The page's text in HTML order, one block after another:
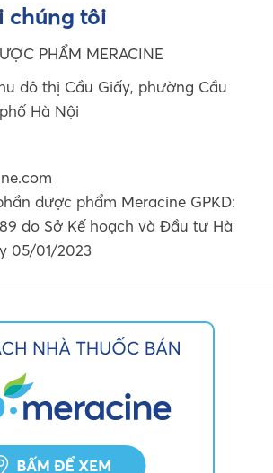
chúng tôi
PHẨM MERACINE
đô thị Cầu Giấy, phường Cầu
Hà Nội
dược phẩm Meracine GPKD:
do Sở Kế hoạch và Đầu tư Hà
05/01/2023